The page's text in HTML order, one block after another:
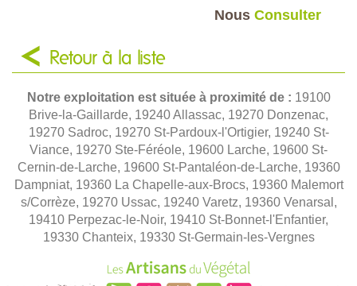
Nous Consulter
Retour à la liste
Notre exploitation est située à proximité de : 19100
Brive-la-Gaillarde, 19240 Allassac, 19270 Donzenac,
19270 Sadroc, 19270 St-Pardoux-l'Ortigier, 19240 St-
Viance, 19270 Ste-Féréole, 19600 Larche, 19600 St-
Cernin-de-Larche, 19600 St-Pantaléon-de-Larche, 19360
Dampniat, 19360 La Chapelle-aux-Brocs, 19360 Malemort
s/Corrèze, 19270 Ussac, 19240 Varetz, 19360 Venarsal,
19410 Perpezac-le-Noir, 19410 St-Bonnet-l'Enfantier,
19330 Chanteix, 19330 St-Germain-les-Vergnes